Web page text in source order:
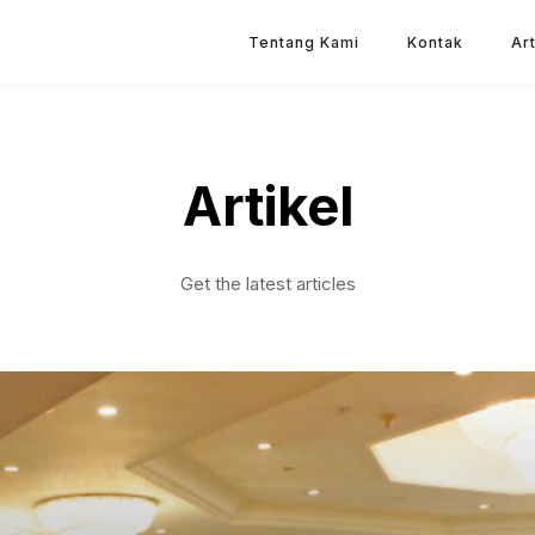
Tentang Kami Kontak
Artikel
Get the latest articles